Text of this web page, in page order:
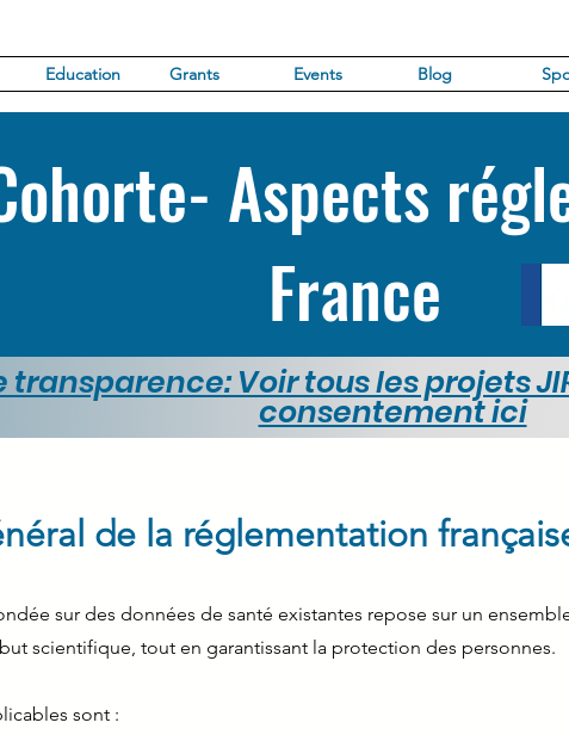
Education Grants Events Blog
Aspects
France
transparence: Voir tous les projets
consentement ici
de la réglementation
sur des données de santé existantes repose sur un
scientifique, tout en garantissant la protection des personnes.
sont :